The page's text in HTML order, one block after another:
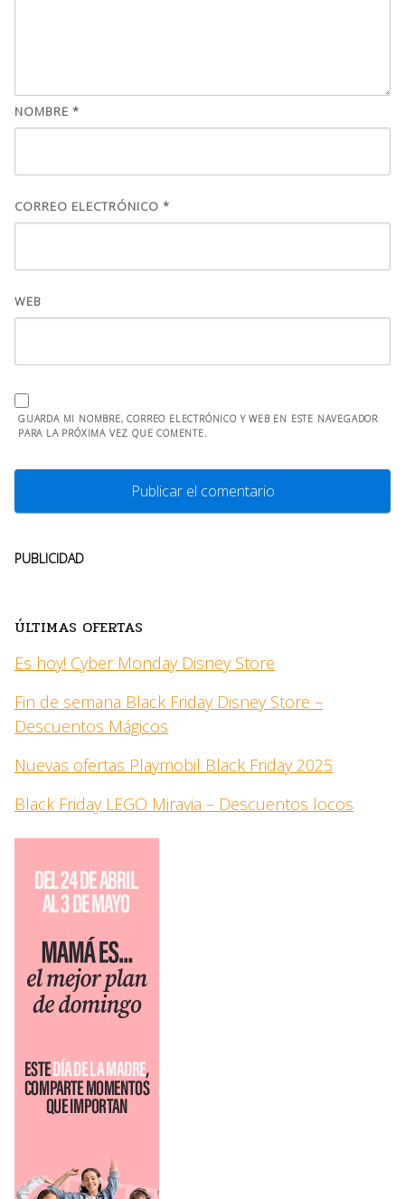
NOMBRE *
CORREO ELECTRÓNICO *
WEB
GUARDA MI NOMBRE, CORREO ELECTRÓNICO Y WEB EN ESTE NAVEGADOR
PARA LA PRÓXIMA VEZ QUE COMENTE.
PUBLICIDAD
ÚLTIMAS OFERTAS
Es hoy! Cyber Monday Disney Store
Fin de semana Black Friday Disney Store –
Descuentos Mágicos
Nuevas ofertas Playmobil Black Friday 2025
Black Friday LEGO Miravia – Descuentos locos